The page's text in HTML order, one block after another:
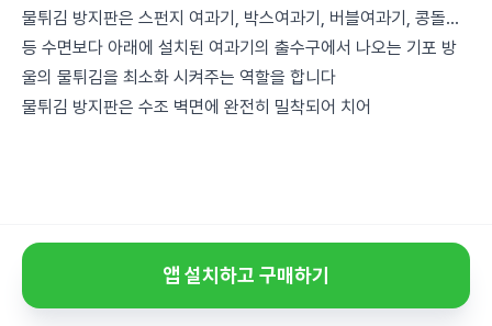
물튀김 방지판은 스펀지 여과기, 박스여과기, 버블여과기, 콩돌...
등 수면보다 아래에 설치된 여과기의 출수구에서 나오는 기포 방
울의 물튀김을 최소화 시켜주는 역할을 합니다
물튀김 방지판은 수조 벽면에 완전히 밀착되어 치어
앱 설치하고 구매하기